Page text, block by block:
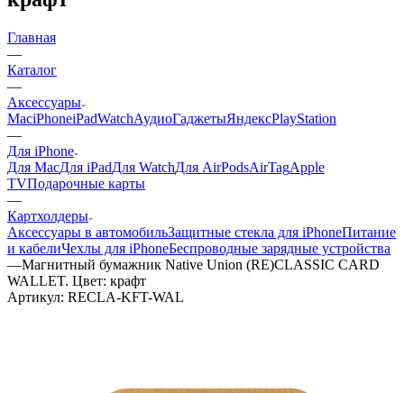
Главная
—
Каталог
—
Аксессуары
MaciPhoneiPadWatchАудиоГаджетыЯндексPlayStation
—
Для iPhone
Для MacДля iPadДля WatchДля AirPodsAirTagApple
TVПодарочные карты
—
Картхолдеры
Аксессуары в автомобильЗащитные стекла для iPhoneПитание
и кабелиЧехлы для iPhoneБеспроводные зарядные устройства
—Магнитный бумажник Native Union (RE)CLASSIC CARD
WALLET. Цвет: крафт
Артикул: RECLA-KFT-WAL